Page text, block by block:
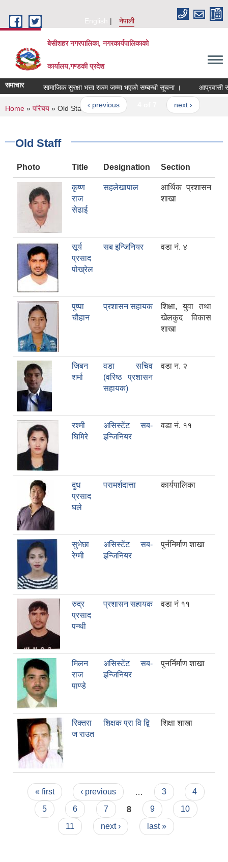
English
नेपाली
बेसीशहर नगरपालिका, नगरकार्यपालिकाको
कार्यालय,गण्डकी प्रदेश
समाचार सामाजिक सुरक्षा भत्ता रकम जम्मा भएको सम्बन्धी सूचना । आप्रवासी
‹ previous next ›
You are here
Home » परिचय » Old Staff
Old Staff
Photo Title Designation Section
कृष्ण
राज
सेढाई
सहलेखापाल
आर्थिक प्रशासन
शाखा
सूर्य
प्रसाद
पोख्रेल
सब इन्जिनियर वडा नं. ४
पुष्पा
चौहान
प्रशासन सहायक
शिक्षा, युवा तथा
खेलकुद विकास
शाखा
जिबन
शर्मा
वडा सचिव
(वरिष्ठ प्रशासन
सहायक)
वडा न. २
रश्मी
घिमिरे
असिस्टेंट सब-
इन्जिनियर
वडा नं. ११
दुध
प्रसाद
घले
परामर्शदात्ता कार्यपालिका
सुभेछा
रेग्मी
असिस्टेंट सब-
इन्जिनियर
पुर्ननिर्माण शाखा
रुद्र
प्रसाद
पन्थी
प्रशासन सहायक वडा नं ११
मिलन
राज
पाण्डे
असिस्टेंट सब-
इन्जिनियर
पुनर्निर्माण शाखा
रिक्तरा
ज राउत
शिक्षक प्रा‍ वि‍ द्बि शिक्षा शाखा
Pages
« first ‹ previous 3
4
5
6 7 8 9
10
11
next › last »